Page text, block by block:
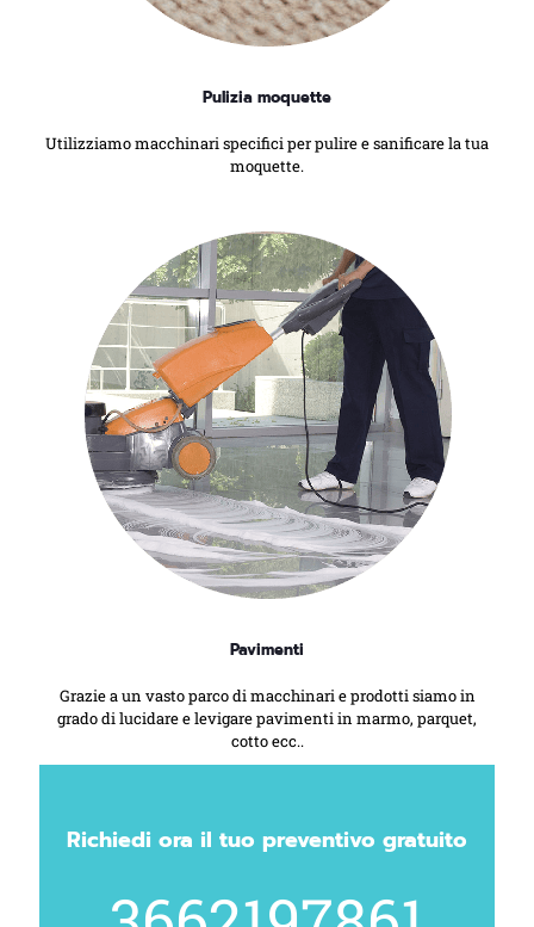
Pulizia moquette
Utilizziamo macchinari specifici per pulire e sanificare la tua
moquette.
Pavimenti
Grazie a un vasto parco di macchinari e prodotti siamo in
grado di lucidare e levigare pavimenti in marmo, parquet,
cotto ecc..
Richiedi ora il tuo preventivo gratuito